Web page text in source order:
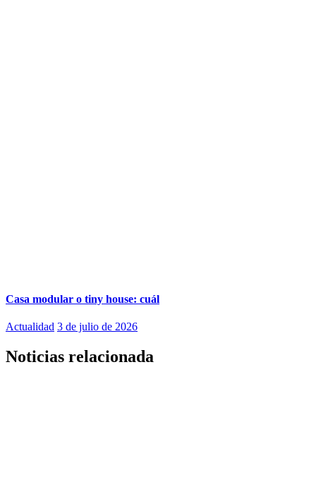
Casa modular o tiny house: cuál
Actualidad 3 de julio de 2026
Noticias relacionada